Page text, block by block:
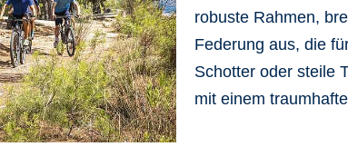
robuste Rahmen,
Federung aus, die
Schotter oder steile
mit einem